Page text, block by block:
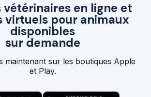
vétérinaires en ligne et
virtuels pour animaux
disponibles
sur demande
maintenant sur les boutiques Apple
et Play.